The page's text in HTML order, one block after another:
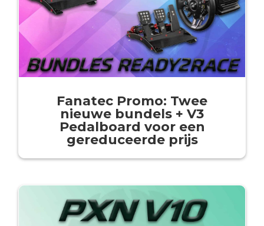
Fanatec Promo: Twee
nieuwe bundels + V3
Pedalboard voor een
gereduceerde prijs